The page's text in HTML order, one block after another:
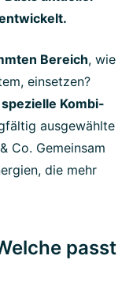
Bereich, wie
einsetzen?
Kombi-
ausgewählte
& Co. Gemeinsam
die mehr
passt